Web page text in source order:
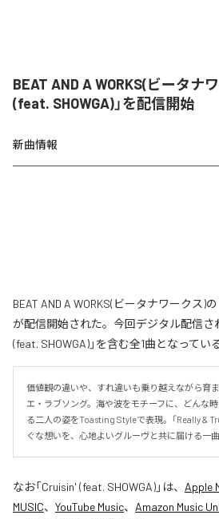
BEAT AND A WORKS(ビータナ
(feat. SHOWGA)」を配信開始
新曲情報
BEAT AND A WORKS(ビータナワークス)の
が配信開始された。今回デジタル配信さ
(feat. SHOWGA)」を含む全1曲となっている
価値観の違いや、すれ違いも乗り越えながら育
エ・ラブソング。海や波をモチーフに、どんな
る二人の姿をToasting Styleで表現。「Really &
ぐな想いを、心地よいグルーヴと共に届ける一曲
なお「Cruisin' (feat. SHOWGA)」は、 Apple
MUSIC、 YouTube Music、 Amazon Music